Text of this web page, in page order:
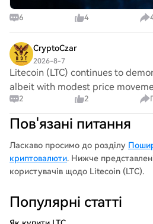
6 4
CryptoCzar
2026-8-7
Litecoin (LTC) continues to
albeit with modest price
sessions. On August 8, news
decision to slow the release of its
2 2
Пов'язані питання
Ласкаво просимо до розділу
криптовалюти. Нижче
користувачів щодо Litecoin (LTC).
Популярні статті